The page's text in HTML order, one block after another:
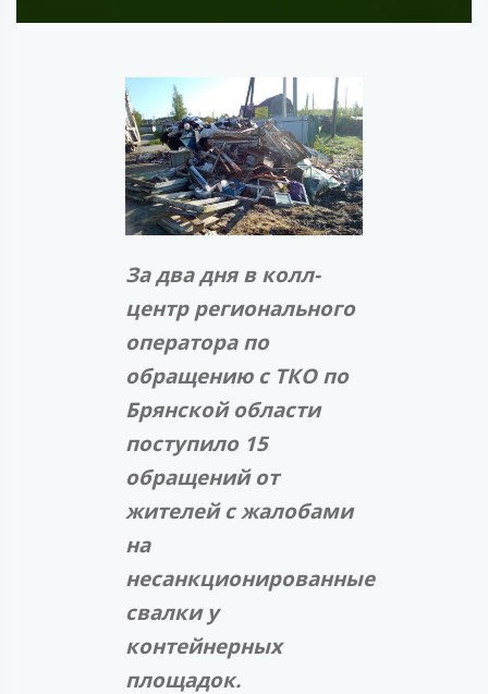
За два дня в колл-
центр регионального
оператора по
обращению с ТКО по
Брянской области
поступило 15
обращений от
жителей с жалобами
на
несанкционированные
свалки у
контейнерных
площадок.